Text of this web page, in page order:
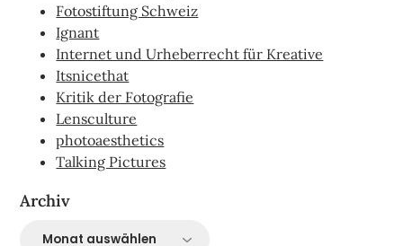
Fotostiftung Schweiz
Ignant
Internet und Urheberrecht für Kreative
Itsnicethat
Kritik der Fotografie
Lensculture
photoaesthetics
Talking Pictures
Archiv